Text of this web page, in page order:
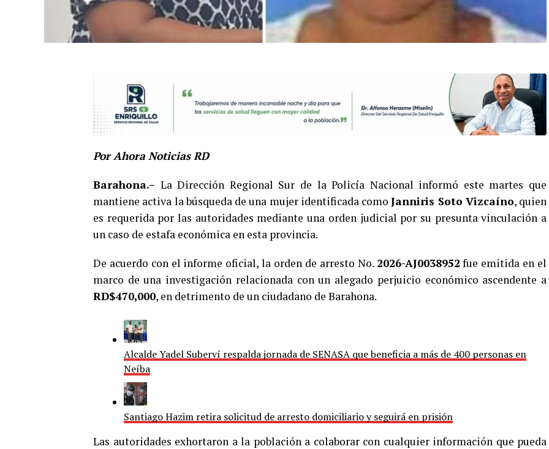
Por Ahora Noticias RD
Barahona.– La Dirección Regional Sur de la Policía Nacional informó este martes que
mantiene activa la búsqueda de una mujer identificada comoJanniris Soto Vizcaíno, quien
es requerida por las autoridades mediante una orden judicial por su presunta vinculación a
un caso de estafa económica en esta provincia.
De acuerdo con el informe oficial, la orden de arresto No. 2026-AJ0038952 fue emitida en el
marco de una investigación relacionada con un alegado perjuicio económico ascendente a
RD$470,000, en detrimento de un ciudadano de Barahona.
Alcalde Yadel Suberví respalda jornada de SENASA que beneficia a más de 400 personas en
Neíba
Santiago Hazim retira solicitud de arresto domiciliario y seguirá en prisión
Las autoridades exhortaron a la población a colaborar con cualquier información que pueda